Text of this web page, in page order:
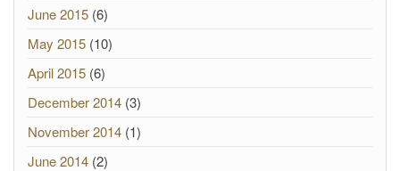
June 2015 (6)
May 2015 (10)
April 2015 (6)
December 2014 (3)
November 2014 (1)
June 2014 (2)